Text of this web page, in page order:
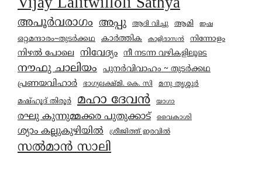
അപൂർവരാഗം അപ്പു ആദി വിച്ചു ആമി ഇഷ
ഒറ്റമന്ദാരം~തുടർക്കഥ കാര്‍ത്തിക കാളിദാസൻ നിന്നോളം
നിഴൽ പോലെ നിവേദ്യം നീ നടന്ന വഴികളിലൂടെ
നൗഫു ചാലിയം പുനർവിവാഹം ~ തുടർക്കഥ
പ്രണയവിഹാർ ഭാഗ്യലക്ഷ്മി. കെ. സി
മനു തൃശ്ശൂർ
മഷ്ഹൂദ് തിരൂർ
മഹാ ദേവൻ യാഗാ
രഘു കുന്നുമ്മക്കര പുതുക്കാട് വൈകാശി
ശ്യാം കല്ലുകുഴിയിൽ ശ്രീജിത്ത് ഇരവിൽ
സൽമാൻ സാലി